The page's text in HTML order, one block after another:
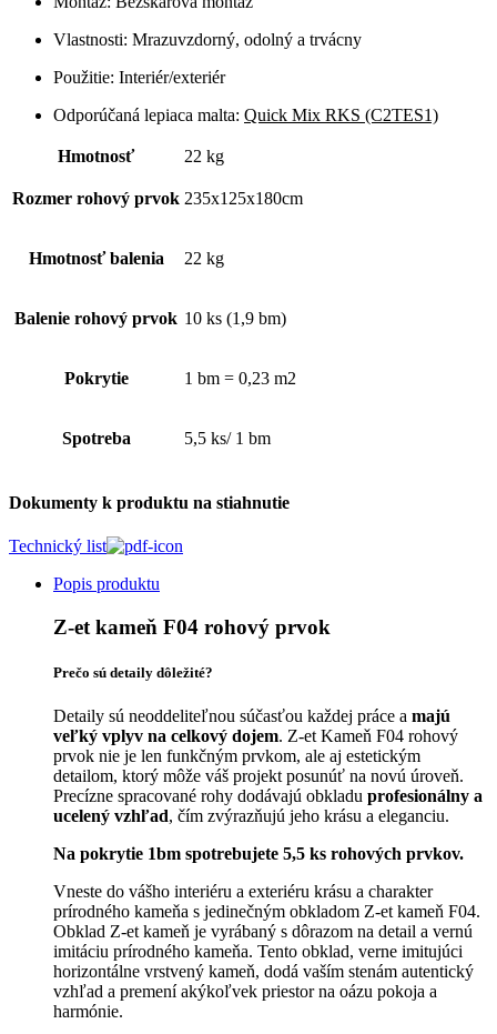
Vlastnosti: Mrazuvzdorný, odolný a trvácny
Použitie: Interiér/exteriér
Odporúčaná lepiaca malta: Quick Mix RKS (C2TES1)
Hmotnosť 22 kg
Rozmer rohový prvok 235x125x180cm
Hmotnosť balenia 22 kg
Balenie rohový prvok 10 ks (1,9 bm)
Pokrytie 1 bm = 0,23 m2
Spotreba 5,5 ks/ 1 bm
Dokumenty k produktu na stiahnutie
Technický list
Popis produktu
Z-et kameň F04 rohový prvok
Prečo sú detaily dôležité?
Detaily sú neoddeliteľnou súčasťou každej práce a majú
veľký vplyv na celkový dojem. Z-et Kameň F04 rohový
prvok nie je len funkčným prvkom, ale aj estetickým
detailom, ktorý môže váš projekt posunúť na novú úroveň.
Precízne spracované rohy dodávajú obkladu profesionálny a
ucelený vzhľad, čím zvýrazňujú jeho krásu a eleganciu.
Na pokrytie 1bm spotrebujete 5,5 ks rohových prvkov.
Vneste do vášho interiéru a exteriéru krásu a charakter
prírodného kameňa s jedinečným obkladom Z-et kameň F04.
Obklad Z-et kameň je vyrábaný s dôrazom na detail a vernú
imitáciu prírodného kameňa. Tento obklad, verne imitujúci
horizontálne vrstvený kameň, dodá vaším stenám autentický
vzhľad a premení akýkoľvek priestor na oázu pokoja a
harmónie.